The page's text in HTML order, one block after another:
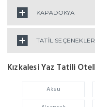
KAPADOKYA
TATİL
Kızkalesi Yaz Tatili
Aksu